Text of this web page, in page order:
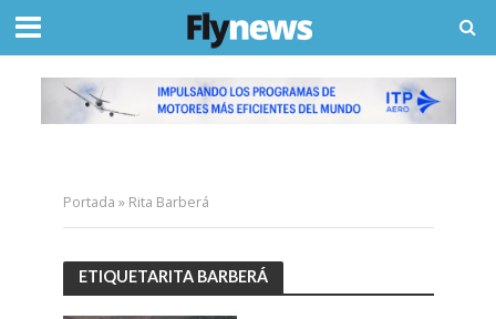
Portada » Rita Barberá
ETIQUETARITA BARBERÁ